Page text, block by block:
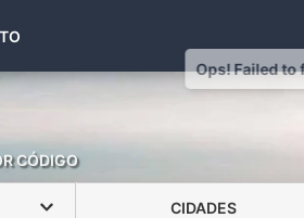
CÓDIGO
CIDADES